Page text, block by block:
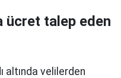
ücret talep eden
altında velilerden